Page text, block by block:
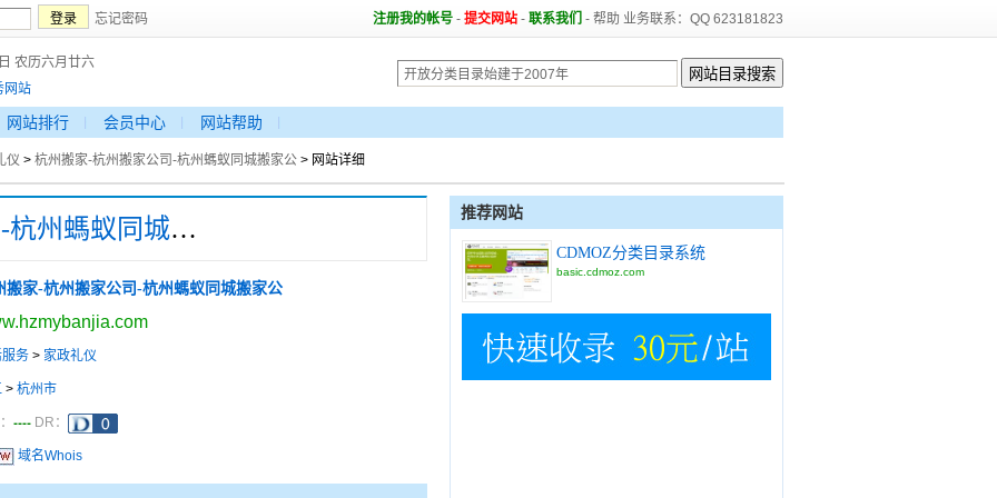
忘记密码 注册我的帐号 - 提交网站 - 联系我们 - 帮助 业务联系：QQ 623181823
农历六月廿六
网站
网站排行 会员中心 网站帮助
仪 > 杭州搬家-杭州搬家公司-杭州螞蚁同城搬家公 > 网站详细
杭州搬家-杭州搬家公司-杭州螞蚁同城搬家公
搬家-杭州搬家公司-杭州螞蚁同城搬家公
务 > 家政礼仪
> 杭州市
---- DR：
域名Whois
推荐网站
CDMOZ分类目录系统
basic.cdmoz.com